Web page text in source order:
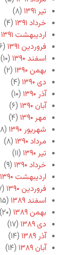
تیر ۱۳۹۱
(۸)
خرداد ۱۳۹۱
(۴)
اردیبهشت ۱۳۹۱
فروردین ۱۳۹۱
(۶)
اسفند ۱۳۹۰
(۱۰)
بهمن ۱۳۹۰
(۲)
دی ۱۳۹۰
(۴)
آذر ۱۳۹۰
(۱۰)
آبان ۱۳۹۰
(۶)
مهر ۱۳۹۰
(۴)
شهریور ۱۳۹۰
(۸)
مرداد ۱۳۹۰
(۸)
تیر ۱۳۹۰
(۱۱)
خرداد ۱۳۹۰
(۹)
اردیبهشت ۱۳۹۰
فروردین ۱۳۹۰
(۷)
اسفند ۱۳۸۹
(۱۵)
بهمن ۱۳۸۹
(۲۰)
دی ۱۳۸۹
(۱۷)
آذر ۱۳۸۹
(۱۴)
آبان ۱۳۸۹
(۱۴)